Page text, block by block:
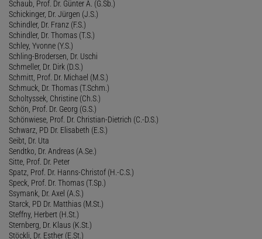
Schaub, Prof. Dr. Günter A. (G.Sb.)
Schickinger, Dr. Jürgen (J.S.)
Schindler, Dr. Franz (F.S.)
Schindler, Dr. Thomas (T.S.)
Schley, Yvonne (Y.S.)
Schling-Brodersen, Dr. Uschi
Schmeller, Dr. Dirk (D.S.)
Schmitt, Prof. Dr. Michael (M.S.)
Schmuck, Dr. Thomas (T.Schm.)
Scholtyssek, Christine (Ch.S.)
Schön, Prof. Dr. Georg (G.S.)
Schönwiese, Prof. Dr. Christian-Dietrich (C.-D.S.)
Schwarz, PD Dr. Elisabeth (E.S.)
Seibt, Dr. Uta
Sendtko, Dr. Andreas (A.Se.)
Sitte, Prof. Dr. Peter
Spatz, Prof. Dr. Hanns-Christof (H.-C.S.)
Speck, Prof. Dr. Thomas (T.Sp.)
Ssymank, Dr. Axel (A.S.)
Starck, PD Dr. Matthias (M.St.)
Steffny, Herbert (H.St.)
Sternberg, Dr. Klaus (K.St.)
Stöckli, Dr. Esther (E.St.)